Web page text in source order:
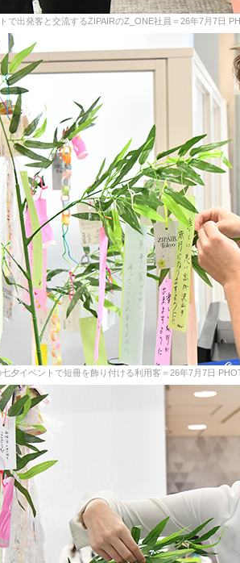
で出発客と交流するZIPAIRのZ_ONE社員＝26年7月7日
七夕イベントで短冊を飾り付ける利用客＝26年7月7日